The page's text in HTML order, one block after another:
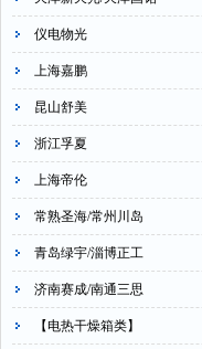
仪电物光
上海嘉鹏
昆山舒美
浙江孚夏
上海帝伦
常熟圣海/常州川岛
青岛绿宇/淄博正工
济南赛成/南通三思
【电热干燥箱类】